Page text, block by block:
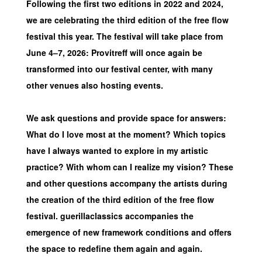
Following the first two editions in 2022 and 2024,
we are celebrating the third edition of the free flow
festival this year. The festival will take place from
June 4–7, 2026: Provitreff will once again be
transformed into our festival center, with many
other venues also hosting events.
We ask questions and provide space for answers:
What do I love most at the moment? Which topics
have I always wanted to explore in my artistic
practice? With whom can I realize my vision? These
and other questions accompany the artists during
the creation of the third edition of the free flow
festival. guerillaclassics accompanies the
emergence of new framework conditions and offers
the space to redefine them again and again.